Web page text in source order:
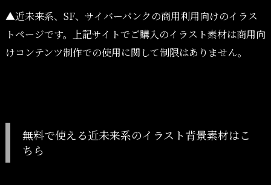
▲近未来系、SF、サイバーパンクの商用利用向けのイラス
トページです。上記サイトでご購入のイラスト素材は商用向
けコンテンツ制作での使用に関して制限はありません。
無料で使える近未来系のイラスト背景素材はこ
ちら